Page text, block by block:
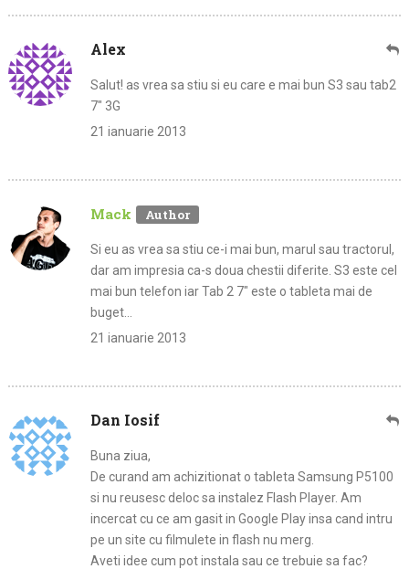
Alex
Salut! as vrea sa stiu si eu care e mai bun S3 sau tab2
7″ 3G
21 ianuarie 2013
Mack
Si eu as vrea sa stiu ce-i mai bun, marul sau tractorul,
dar am impresia ca-s doua chestii diferite. S3 este cel
mai bun telefon iar Tab 2 7″ este o tableta mai de
buget…
21 ianuarie 2013
Dan Iosif
Buna ziua,
De curand am achizitionat o tableta Samsung P5100
si nu reusesc deloc sa instalez Flash Player. Am
incercat cu ce am gasit in Google Play insa cand intru
pe un site cu filmulete in flash nu merg.
Aveti idee cum pot instala sau ce trebuie sa fac?